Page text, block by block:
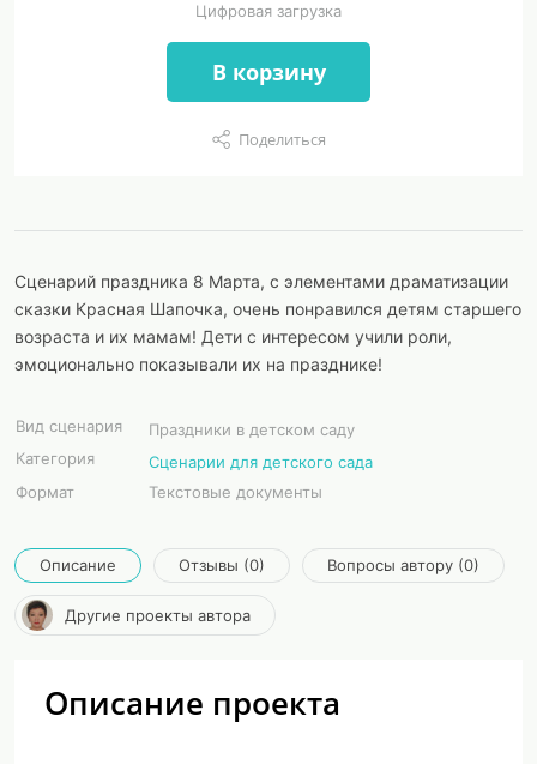
Цифровая загрузка
В корзину
Поделиться
Сценарий праздника 8 Марта, с элементами драматизации
сказки Красная Шапочка, очень понравился детям старшего
возраста и их мамам! Дети с интересом учили роли,
эмоционально показывали их на празднике!
Вид сценария
Праздники в детском саду
Категория
Сценарии для детского сада
Формат
Текстовые документы
Описание Отзывы (0) Вопросы автору (0)
Другие проекты автора
Описание проекта